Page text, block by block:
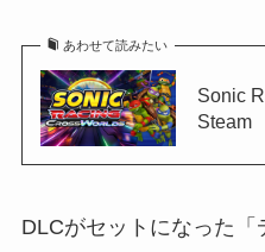
あわせて読みたい
Sonic
Steam
DLCがセットになった